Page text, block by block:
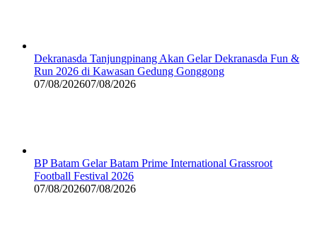
Dekranasda Tanjungpinang Akan Gelar Dekranasda Fun &
Run 2026 di Kawasan Gedung Gonggong
07/08/202607/08/2026
BP Batam Gelar Batam Prime International Grassroot
Football Festival 2026
07/08/202607/08/2026